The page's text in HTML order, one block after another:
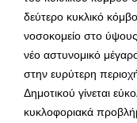
δεύτερο κυκλικό
νοσοκομείο στο
νέο αστυνομικό
στην ευρύτερη
Δημοτικού γίνεται
κυκλοφοριακά